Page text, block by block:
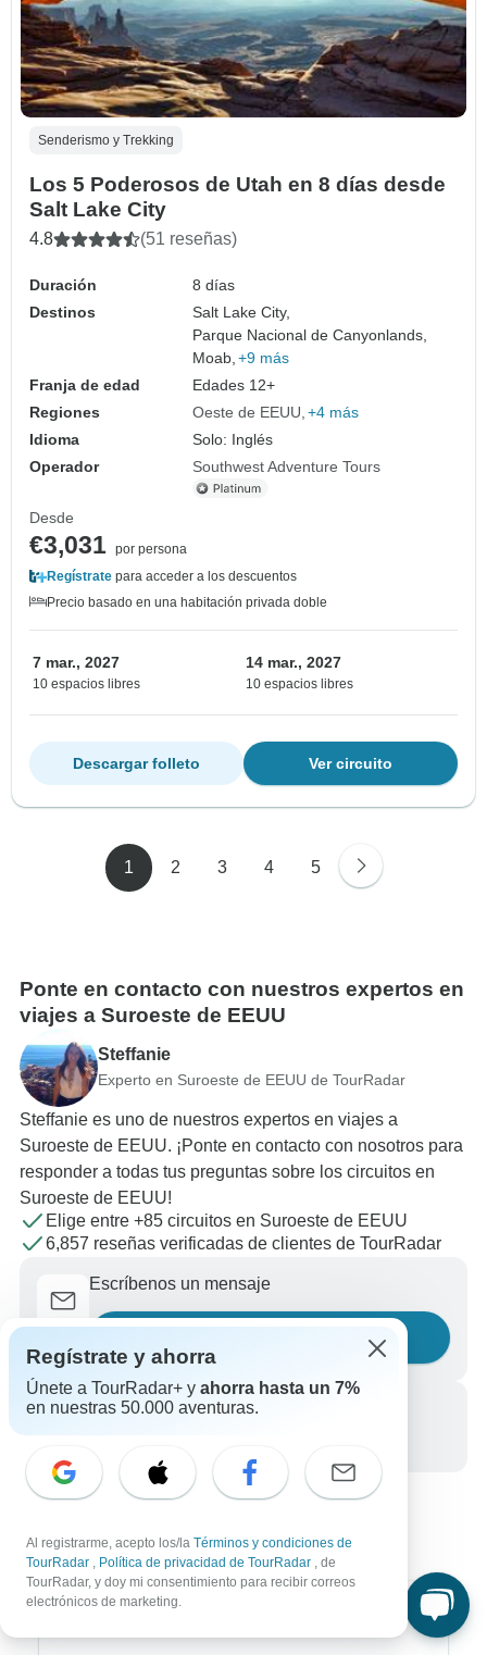
Senderismo y Trekking
Los 5 Poderosos de Utah en 8 días desde
Salt Lake City
4.8 (51 reseñas)
Duración
8 días
Destinos
Salt Lake City,
Parque Nacional de Canyonlands,
Moab, +9 más
Franja de edad
Edades 12+
Regiones
Oeste de EEUU +4 más
Idioma
Solo: Inglés
Operador
Southwest Adventure Tours
Desde
€3,031 por persona
Regístrate para acceder a los descuentos
Precio basado en una habitación privada doble
7 mar., 2027
10 espacios libres
14 mar., 2027
10 espacios libres
Ver circuito
Descargar folleto
1 2 3 4 5
Ponte en contacto con nuestros expertos en
viajes a Suroeste de EEUU
Steffanie
Experto en Suroeste de EEUU de TourRadar
Steffanie es uno de nuestros expertos en viajes a
Suroeste de EEUU. ¡Ponte en contacto con nosotros para
responder a todas tus preguntas sobre los circuitos en
Suroeste de EEUU!
Elige entre +85 circuitos en Suroeste de EEUU
6,857 reseñas verificadas de clientes de TourRadar
Escríbenos un mensaje
Llámanos
Regístrate y ahorra
Únete a TourRadar+ y ahorra hasta un 7%
en nuestras 50.000 aventuras.
Al registrarme, acepto los/la Términos y condiciones de
TourRadar , Política de privacidad de TourRadar , de
TourRadar, y doy mi consentimiento para recibir correos
electrónicos de marketing.